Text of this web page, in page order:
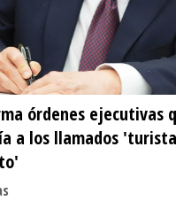
órdenes ejecutivas
a los llamados